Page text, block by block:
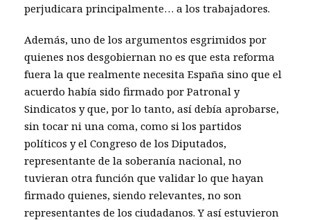
perjudicara principalmente… a los trabajadores.
Además, uno de los argumentos esgrimidos por
quienes nos desgobiernan no es que esta reforma
fuera la que realmente necesita España sino que el
acuerdo había sido firmado por Patronal y
Sindicatos y que, por lo tanto, así debía aprobarse,
sin tocar ni una coma, como si los partidos
políticos y el Congreso de los Diputados,
representante de la soberanía nacional, no
tuvieran otra función que validar lo que hayan
firmado quienes, siendo relevantes, no son
representantes de los ciudadanos. Y así estuvieron